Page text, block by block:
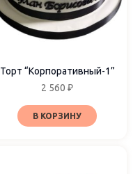
Торт “Корпоративный-1”
2 560 ₽
В КОРЗИНУ